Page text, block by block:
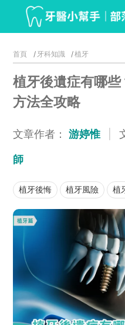
首頁 牙科知識 植牙
植牙後遺症有哪
方法全攻略
文章作者： 游婷惟
師
植牙後悔 植牙風險 植